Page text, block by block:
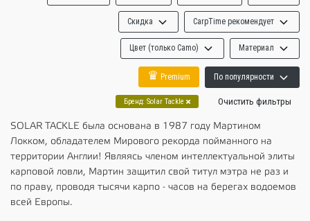
Скидка CarpTime рекомендует
Цвет (только Camo) Материал
♛ Premium По популярности
Бренд: Solar Tackle Очистить фильтры
SOLAR TACKLE была основана в 1987 году Мартином
Локком, обладателем Мирового рекорда пойманного на
территории Англии! Являясь членом интеллектуальной элиты
карповой ловли, Мартин защитил свой титул мэтра не раз и
по праву, проводя тысячи карпо - часов на берегах водоемов
всей Европы.